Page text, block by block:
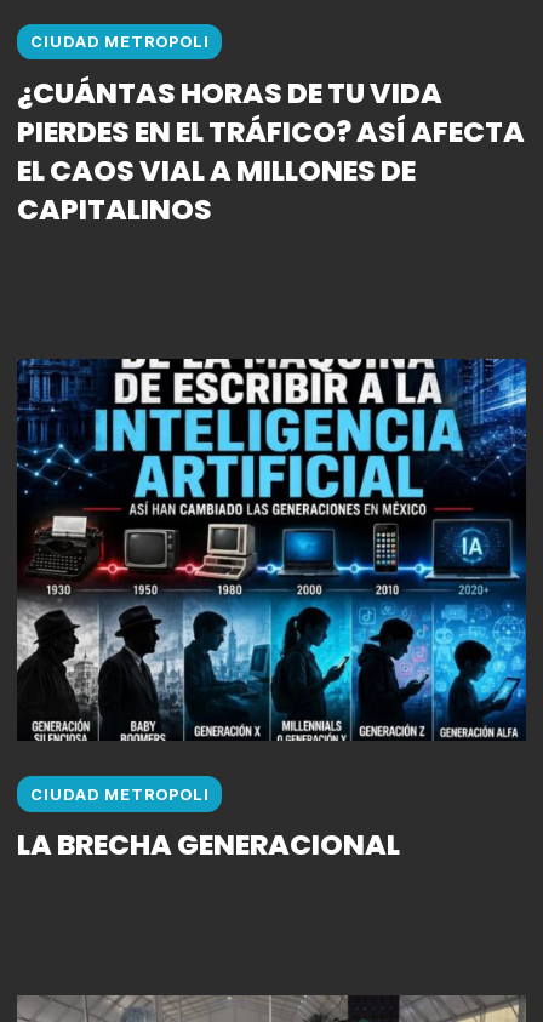
CIUDAD METROPOLI
¿CUÁNTAS HORAS DE TU VIDA
PIERDES EN EL TRÁFICO? ASÍ AFECTA
EL CAOS VIAL A MILLONES DE
CAPITALINOS
CIUDAD METROPOLI
LA BRECHA GENERACIONAL